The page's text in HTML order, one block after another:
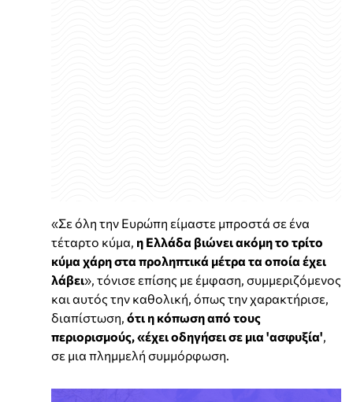
«Σε όλη την Ευρώπη είμαστε μπροστά σε ένα
τέταρτο κύμα, η Ελλάδα βιώνει ακόμη το τρίτο
κύμα χάρη στα προληπτικά μέτρα τα οποία έχει
λάβει», τόνισε επίσης με έμφαση, συμμεριζόμενος
και αυτός την καθολική, όπως την χαρακτήρισε,
διαπίστωση, ότι η κόπωση από τους
περιορισμούς, «έχει οδηγήσει σε μια 'ασφυξία'
σε μια πλημμελή συμμόρφωση.